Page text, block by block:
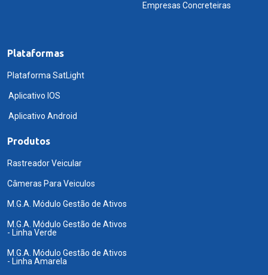
Empresas Concreteiras
Plataformas
Plataforma SatLight
Aplicativo IOS
Aplicativo Android
Produtos
Rastreador Veicular
Câmeras Para Veiculos
M.G.A. Módulo Gestão de Ativos
M.G.A. Módulo Gestão de Ativos
- Linha Verde
M.G.A. Módulo Gestão de Ativos
- Linha Amarela